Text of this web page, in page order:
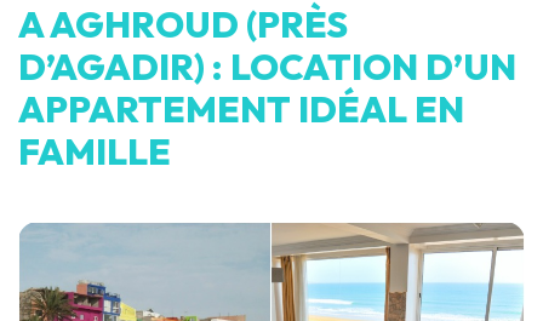
A AGHROUD (PRÈS
D’AGADIR) : LOCATION D’UN
APPARTEMENT IDÉAL EN
FAMILLE